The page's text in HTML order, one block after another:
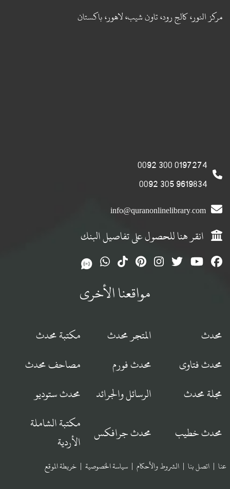
مركز النور، كالج رود، تاون شيب، لاهور، باكستان
0197274 300 0092
9619834 305 0092
info@quranonlinelibrary.com
انقر هنا للحصول على تفاصيل البنك
مواقعنا الأخرى
محدث المتجر محدث
مكتبة محدث
محدث فتاوى
محدث فورم
مصاحف محدث
مجلة محدث
الرسائل والجرائد محدث ستوديو
محدث خطيب محدث جرافكس
مكتبة الشاملة
الأردية
عنا | اتصل بنا | الشروط والأحكام | سياسة الخصوصية | خريطة الموقع